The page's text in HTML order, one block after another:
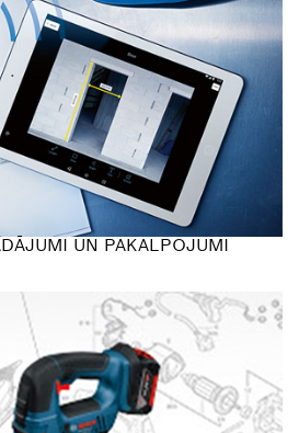
UN PAKALPOJUMI